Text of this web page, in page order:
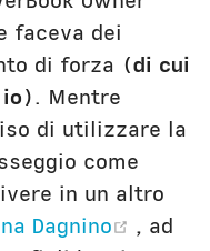
faceva dei
di forza (di cui
). Mentre
di utilizzare la
come
in un altro
Dagnino
, ad